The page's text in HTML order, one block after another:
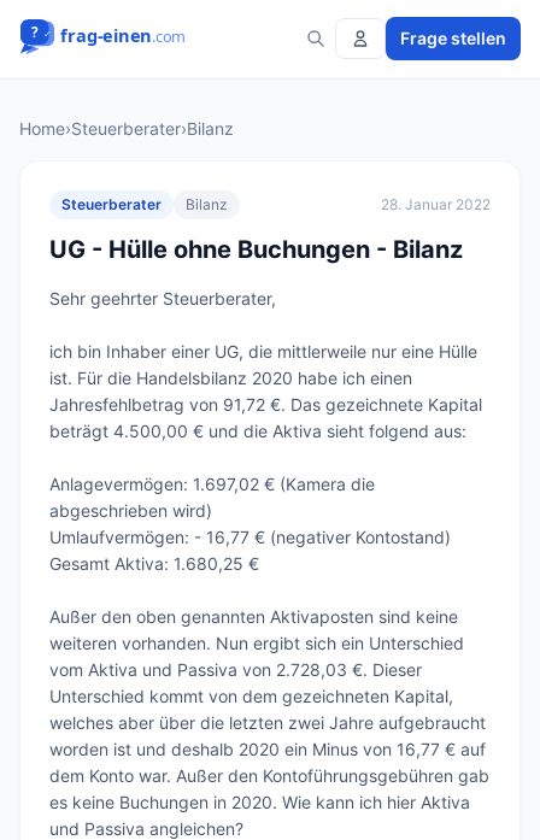
Frage stellen
Home›Steuerberater›Bilanz
Steuerberater Bilanz 28. Januar 2022
UG - Hülle ohne Buchungen - Bilanz
Sehr geehrter Steuerberater,
ich bin Inhaber einer UG, die mittlerweile nur eine Hülle
ist. Für die Handelsbilanz 2020 habe ich einen
Jahresfehlbetrag von 91,72 €. Das gezeichnete Kapital
beträgt 4.500,00 € und die Aktiva sieht folgend aus:
Anlagevermögen: 1.697,02 € (Kamera die
abgeschrieben wird)
Umlaufvermögen: - 16,77 € (negativer Kontostand)
Gesamt Aktiva: 1.680,25 €
Außer den oben genannten Aktivaposten sind keine
weiteren vorhanden. Nun ergibt sich ein Unterschied
vom Aktiva und Passiva von 2.728,03 €. Dieser
Unterschied kommt von dem gezeichneten Kapital,
welches aber über die letzten zwei Jahre aufgebraucht
worden ist und deshalb 2020 ein Minus von 16,77 € auf
dem Konto war. Außer den Kontoführungsgebühren gab
es keine Buchungen in 2020. Wie kann ich hier Aktiva
und Passiva angleichen?